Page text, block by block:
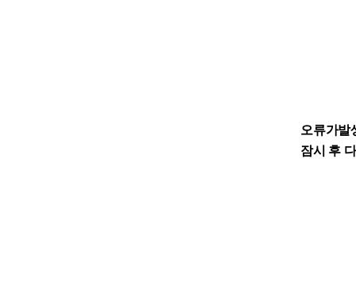
오류가발
잠시 후